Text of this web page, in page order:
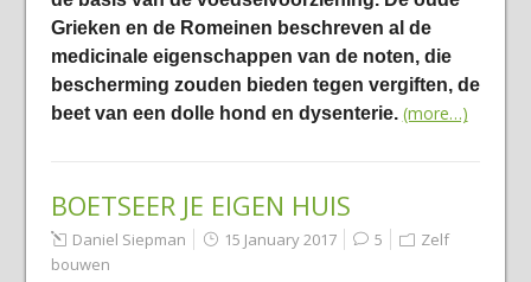
Grieken en de Romeinen beschreven al de
medicinale eigenschappen van de noten, die
bescherming zouden bieden tegen vergiften, de
beet van een dolle hond en dysenterie. (more…)
BOETSEER JE EIGEN HUIS
Daniel Siepman 15 January 2017 5
Zelf
bouwen